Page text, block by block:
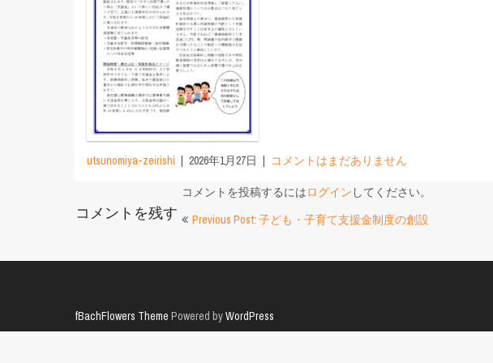
utsunomiya-zeirishi 2026年1月27日 コメントはまだありません
コメントを残す
コメントを投稿するにはログイン してください。
投
ナ
ゲ
Previous Post: 子ども・子育て支援金制度の創設
fBachFlowers Theme Powered byWordPress